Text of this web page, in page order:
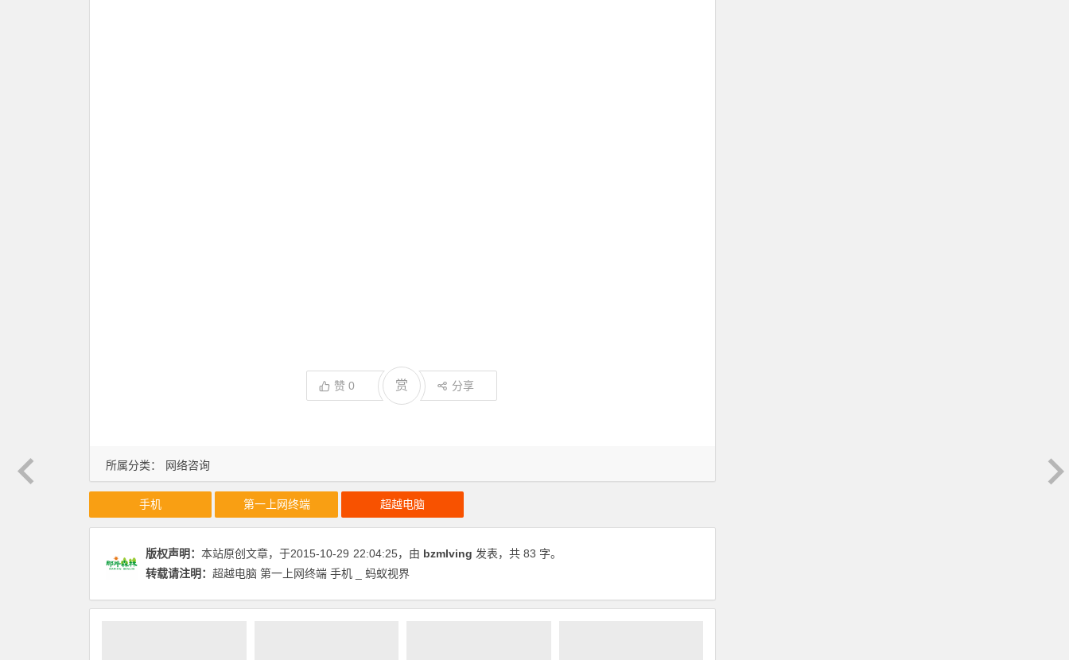
所属分类： 网络咨询
赞 0 赏 分享
手机 第一上网终端 超越电脑
版权声明： 本站原创文章，于2015-10-29 22:04:25，由 bzmlving 发表，共 83 字。
转载请注明： 超越电脑 第一上网终端 手机 _ 蚂蚁视界